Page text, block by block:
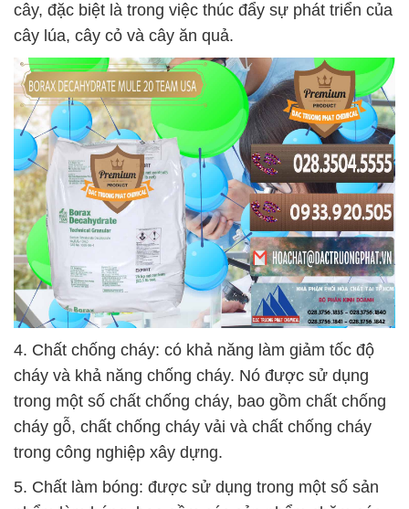
cây, đặc biệt là trong việc thúc đẩy sự phát triển của
cây lúa, cây cỏ và cây ăn quả.
4. Chất chống cháy: có khả năng làm giảm tốc độ
cháy và khả năng chống cháy. Nó được sử dụng
trong một số chất chống cháy, bao gồm chất chống
cháy gỗ, chất chống cháy vải và chất chống cháy
trong công nghiệp xây dựng.
5. Chất làm bóng: được sử dụng trong một số sản